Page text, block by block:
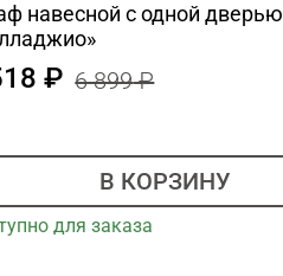
навесной c одной дверью
6 899
В КОРЗИНУ
для заказа